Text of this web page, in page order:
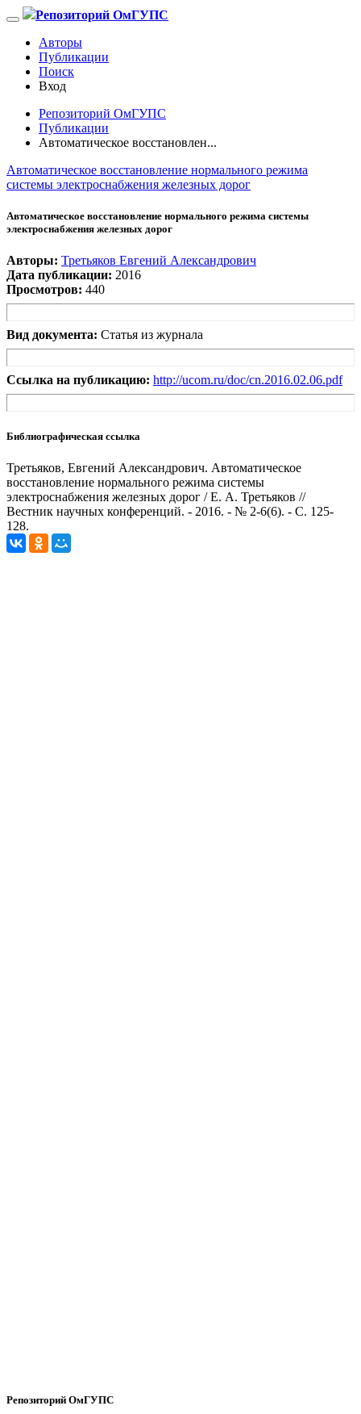
Репозиторий ОмГУПС
Авторы
Публикации
Поиск
Вход
Репозиторий ОмГУПС
Публикации
Автоматическое восстановлен...
Автоматическое восстановление нормального режима
системы электроснабжения железных дорог
Автоматическое восстановление нормального режима системы
электроснабжения железных дорог
Авторы: Третьяков Евгений Александрович
Дата публикации: 2016
Просмотров: 440
Вид документа: Статья из журнала
Ссылка на публикацию: http://ucom.ru/doc/cn.2016.02.06.pdf
Библиографическая ссылка
Третьяков, Евгений Александрович. Автоматическое
восстановление нормального режима системы
электроснабжения железных дорог / Е. А. Третьяков //
Вестник научных конференций. - 2016. - № 2-6(6). - С. 125-
128.
Репозиторий ОмГУПС